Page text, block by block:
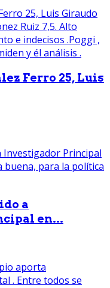
Ferro 25, Luis
a
en...